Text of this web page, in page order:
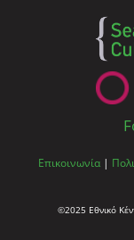
Επικοινωνία |
©2025 Εθνικό